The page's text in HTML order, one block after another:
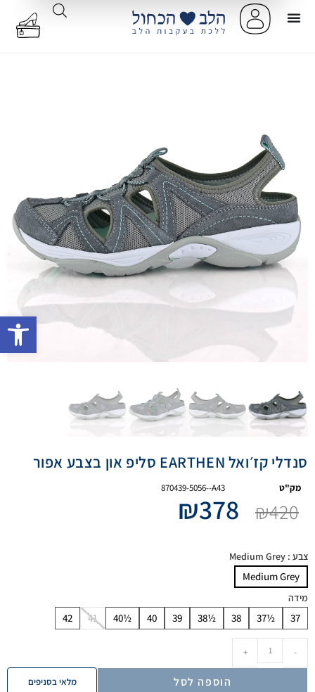
סנדלי קז׳ואל EARTHEN סליפ און בצבע אפור
מק"ט 870439-5056--A43
₪420
₪378
צבע : Medium Grey
Medium Grey
מידה
37
37½
38
38½
39
40
40½
41
42
-
+
הוספה לסל מלאי בסניפים